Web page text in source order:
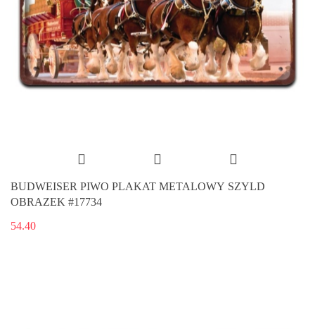
BUDWEISER PIWO PLAKAT METALOWY SZYLD
OBRAZEK #17734
54.40